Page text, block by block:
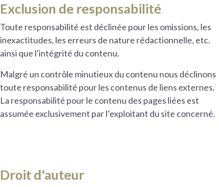
Exclusion de responsabilité
Toute responsabilité est déclinée pour les omissions, les
inexactitudes, les erreurs de nature rédactionnelle, etc.
ainsi que l'intégrité du contenu.
Malgré un contrôle minutieux du contenu nous déclinons
toute responsabilité pour les contenus de liens externes.
La responsabilité pour le contenu des pages liées est
assumée exclusivement par l’exploitant du site concerné.
Droit d'auteur